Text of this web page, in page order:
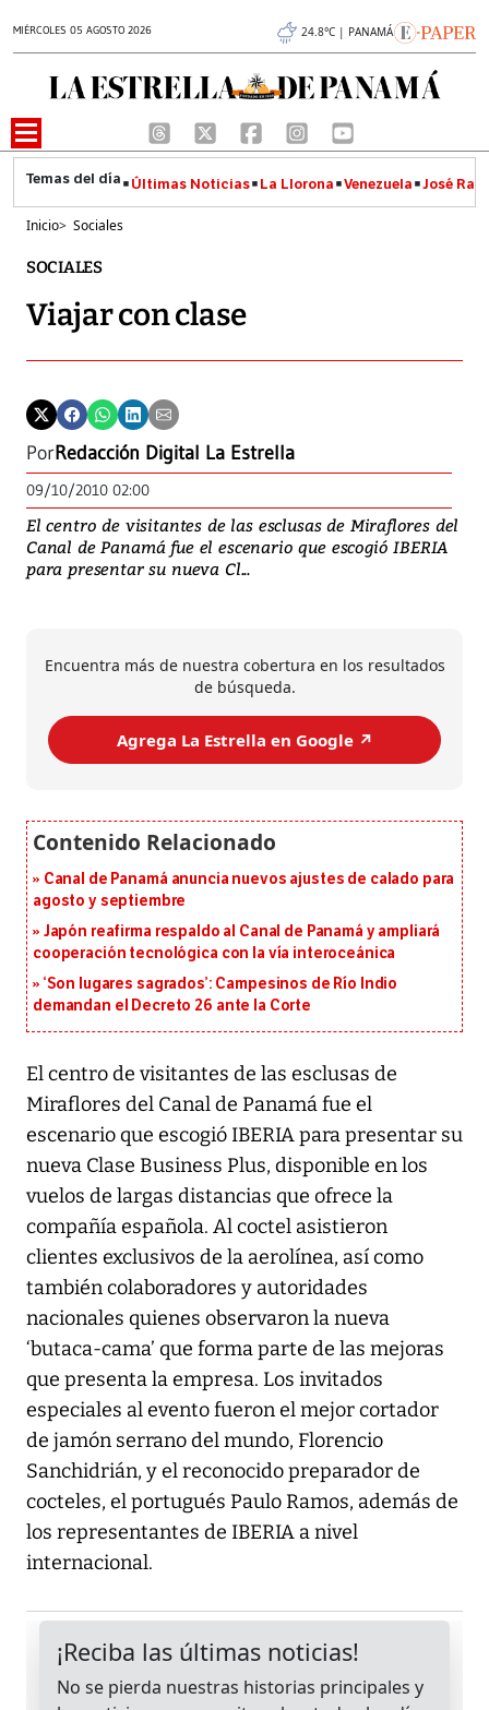
MIÉRCOLES 05 AGOSTO 2026 24.8°C | PANAMÁ
Últimas Noticias La Llorona Venezuela José
Inicio> Sociales
SOCIALES
Viajar con clase
PorRedacción Digital La Estrella
09/10/2010 02:00
El centro de visitantes de las esclusas de Miraflores del
Canal de Panamá fue el escenario que escogió IBERIA
para presentar su nueva Cl...
Encuentra más de nuestra cobertura en los resultados
de búsqueda.
Agrega La Estrella en Google ↗️
Canal de Panamá anuncia nuevos ajustes de calado para
agosto y septiembre
Japón reafirma respaldo al Canal de Panamá y ampliará
cooperación tecnológica con la vía interoceánica
‘Son lugares sagrados’: Campesinos de Río Indio
demandan el Decreto 26 ante la Corte
El centro de visitantes de las esclusas de
Miraflores del Canal de Panamá fue el
escenario que escogió IBERIA para presentar su
nueva Clase Business Plus, disponible en los
vuelos de largas distancias que ofrece la
compañía española. Al coctel asistieron
clientes exclusivos de la aerolínea, así como
también colaboradores y autoridades
nacionales quienes observaron la nueva
‘butaca-cama’ que forma parte de las mejoras
que presenta la empresa. Los invitados
especiales al evento fueron el mejor cortador
de jamón serrano del mundo, Florencio
Sanchidrián, y el reconocido preparador de
cocteles, el portugués Paulo Ramos, además de
los representantes de IBERIA a nivel
internacional.